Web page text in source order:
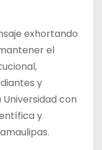
exhortando
el
y
con
y